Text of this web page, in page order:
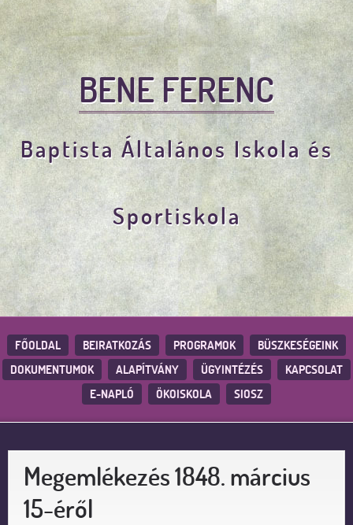
BENE FERENC
Baptista Általános Iskola és
Sportiskola
FŐOLDAL BEIRATKOZÁS PROGRAMOK
BÜSZKESÉGEINK
DOKUMENTUMOK
ALAPÍTVÁNY ÜGYINTÉZÉS
KAPCSOLAT
E-NAPLÓ
ÖKOISKOLA SIOSZ
Megemlékezés 1848. március
15-éről